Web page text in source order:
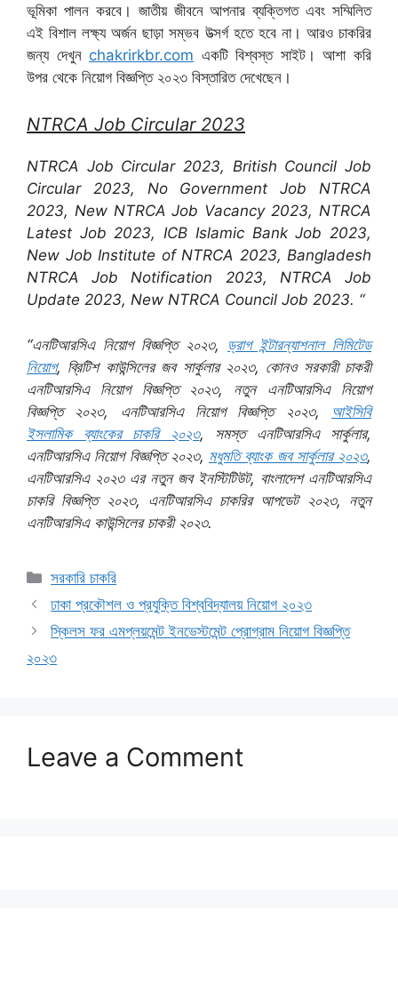
ভূমিকা পালন করবে। জাতীয় জীবনে আপনার ব্যক্তিগত এবং সম্মিলিত
এই বিশাল লক্ষ্য অর্জন ছাড়া সম্ভব উত্সর্গ হতে হবে না। আরও চাকরির
জন্য দেখুন chakrirkbr.com একটি বিশ্বস্ত সাইট। আশা করি
উপর থেকে নিয়োগ বিজ্ঞপ্তি ২০২৩ বিস্তারিত দেখেছেন।
NTRCA Job Circular 2023
NTRCA Job Circular 2023, British Council Job
Circular 2023, No Government Job NTRCA
2023, New NTRCA Job Vacancy 2023, NTRCA
Latest Job 2023, ICB Islamic Bank Job 2023,
New Job Institute of NTRCA 2023, Bangladesh
NTRCA Job Notification 2023, NTRCA Job
Update 2023, New NTRCA Council Job 2023. “
“এনটিআরসিএ নিয়োগ বিজ্ঞপ্তি ২০২৩, ড্রাগ ইন্টারন্যাশনাল লিমিটেড
নিয়োগ, ব্রিটিশ কাউন্সিলের জব সার্কুলার ২০২৩, কোনও সরকারী চাকরী
এনটিআরসিএ নিয়োগ বিজ্ঞপ্তি ২০২৩, নতুন এনটিআরসিএ নিয়োগ
বিজ্ঞপ্তি ২০২৩, এনটিআরসিএ নিয়োগ বিজ্ঞপ্তি ২০২৩, আইসিবি
ইসলামিক ব্যাংকের চাকরি ২০২৩, সমস্ত এনটিআরসিএ সার্কুলার,
এনটিআরসিএ নিয়োগ বিজ্ঞপ্তি২০২৩, মধুমতি ব্যাংক জব সার্কুলার ২০২৩,
এনটিআরসিএ ২০২৩ এর নতুন জব ইনস্টিটিউট, বাংলাদেশ এনটিআরসিএ
চাকরি বিজ্ঞপ্তি ২০২৩, এনটিআরসিএ চাকরির আপডেট ২০২৩, নতুন
এনটিআরসিএ কাউন্সিলের চাকরী ২০২৩.
Categories
সরকারি চাকরি
ঢাকা প্রকৌশল ও প্রযুক্তি বিশ্ববিদ্যালয় নিয়োগ ২০২৩
স্কিলস ফর এমপ্লয়মেন্ট ইনভেস্টমেন্ট প্রোগ্রাম নিয়োগ বিজ্ঞপ্তি
২০২৩
Leave a Comment